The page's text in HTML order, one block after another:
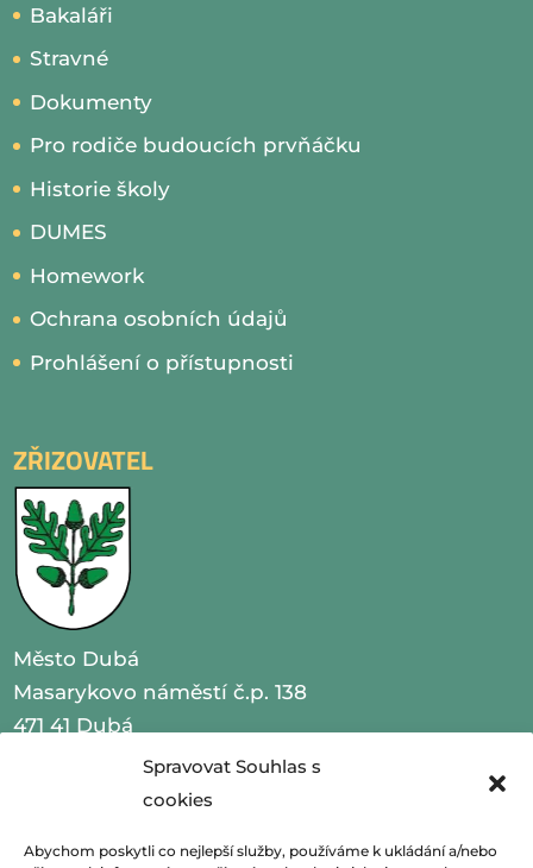
Spravovat Souhlas s
cookies
Abychom poskytli co nejlepší služby, používáme k ukládání a/nebo
Bakaláři
Stravné
Dokumenty
Pro rodiče budoucích prvňáčku
Historie školy
DUMES
Homework
Ochrana osobních údajů
Prohlášení o přístupnosti
ZŘIZOVATEL
Město Dubá
Masarykovo náměstí č.p. 138
471 41 Dubá
IČO 00260479